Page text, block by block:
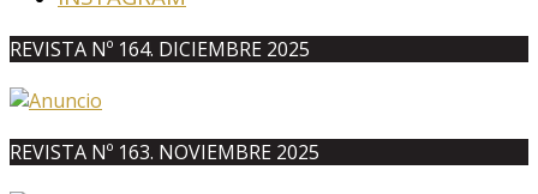
REVISTA Nº 164. DICIEMBRE 2025
REVISTA Nº 163. NOVIEMBRE 2025